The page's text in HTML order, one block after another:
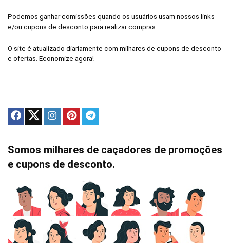
Podemos ganhar comissões quando os usuários usam nossos links
e/ou cupons de desconto para realizar compras.
O site é atualizado diariamente com milhares de cupons de desconto
e ofertas. Economize agora!
Somos milhares de caçadores de promoções
e cupons de desconto.